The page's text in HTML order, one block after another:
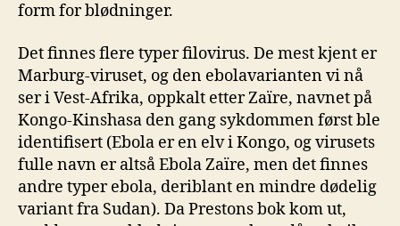
form for blødninger.
Det finnes flere typer filovirus. De mest kjent er
Marburg-viruset, og den ebolavarianten vi nå
ser i Vest-Afrika, oppkalt etter Zaïre, navnet på
Kongo-Kinshasa den gang sykdommen først ble
identifisert (Ebola er en elv i Kongo, og virusets
fulle navn er altså Ebola Zaïre, men det finnes
andre typer ebola, deriblant en mindre dødelig
variant fra Sudan). Da Prestons bok kom ut,